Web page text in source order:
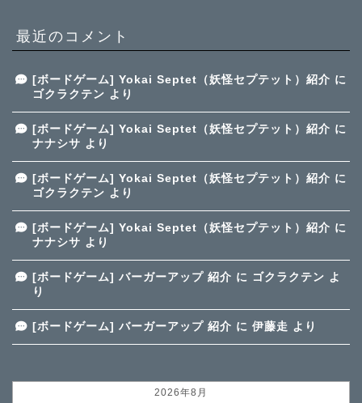
最近のコメント
[ボードゲーム] Yokai Septet（妖怪セプテット）紹介 に
ゴクラクテン より
[ボードゲーム] Yokai Septet（妖怪セプテット）紹介 に
ナナシサ より
[ボードゲーム] Yokai Septet（妖怪セプテット）紹介 に
ゴクラクテン より
[ボードゲーム] Yokai Septet（妖怪セプテット）紹介 に
ナナシサ より
[ボードゲーム] バーガーアップ 紹介 に ゴクラクテン よ
り
[ボードゲーム] バーガーアップ 紹介 に 伊藤走 より
2026年8月